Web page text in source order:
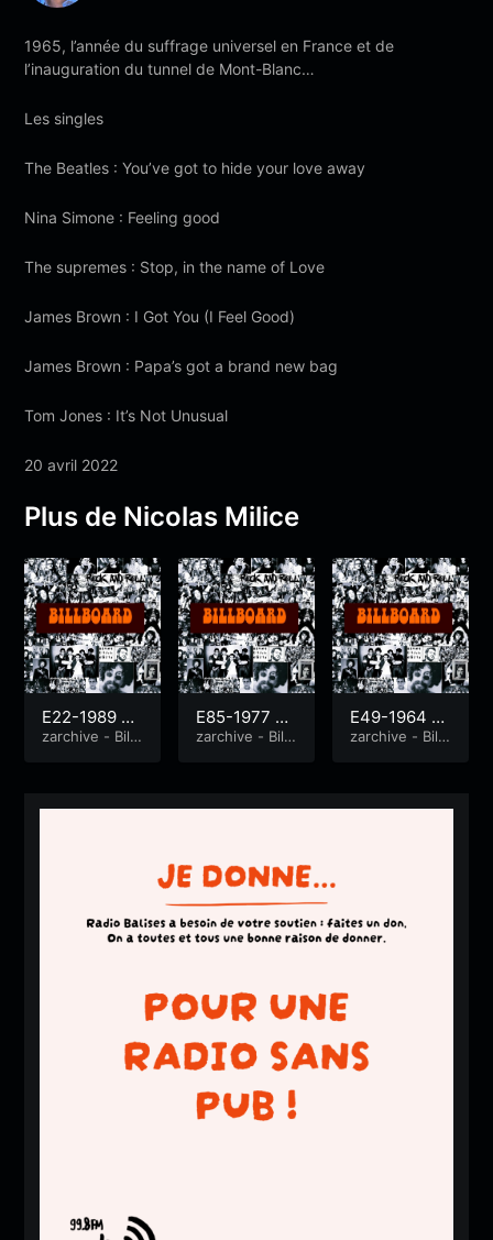
1965, l’année du suffrage universel en France et de
l’inauguration du tunnel de Mont-Blanc…
Les singles
The Beatles : You’ve got to hide your love away
Nina Simone : Feeling good
The supremes : Stop, in the name of Love
James Brown : I Got You (I Feel Good)
James Brown : Papa’s got a brand new bag
Tom Jones : It’s Not Unusual
20 avril 2022
Plus de Nicolas Milice
E22-1989 Vo
lume 1
zarchive - Billb
E85-1977 Vo
lume 3
zarchive - Billb
E49-1964 V
olume 4
zarchive - Billb